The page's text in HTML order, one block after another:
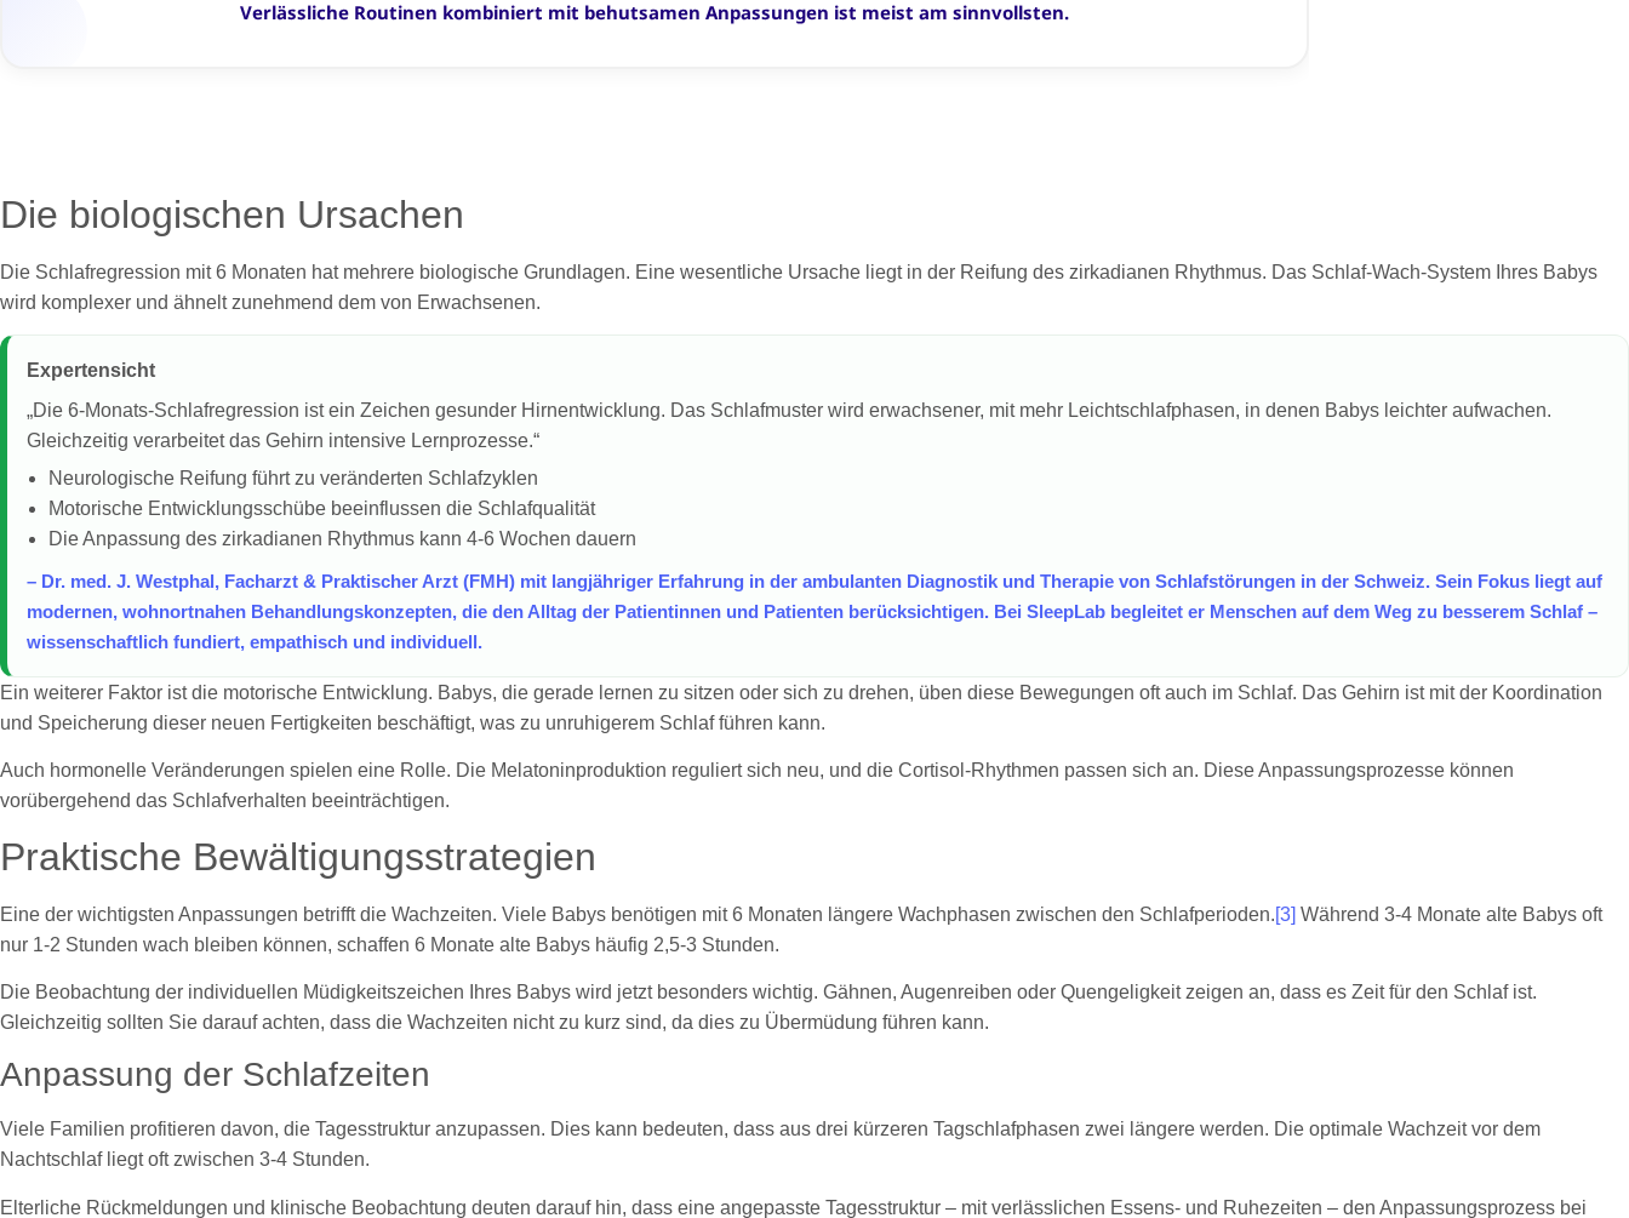
Die biologischen Ursachen
Die Schlafregression mit 6 Monaten hat mehrere biologische Grundlagen. Eine wesentliche Ursache liegt in der Reifung des zirkadianen Rhythmus. Das Schlaf-Wach-System Ihres Babys
wird komplexer und ähnelt zunehmend dem von Erwachsenen.
Expertensicht
„Die 6-Monats-Schlafregression ist ein Zeichen gesunder Hirnentwicklung. Das Schlafmuster wird erwachsener, mit mehr Leichtschlafphasen, in denen Babys leichter aufwachen.
Gleichzeitig verarbeitet das Gehirn intensive Lernprozesse.“
Neurologische Reifung führt zu veränderten Schlafzyklen
Motorische Entwicklungsschübe beeinflussen die Schlafqualität
Die Anpassung des zirkadianen Rhythmus kann 4-6 Wochen dauern
– Dr. med. J. Westphal, Facharzt & Praktischer Arzt (FMH) mit langjähriger Erfahrung in der ambulanten Diagnostik und Therapie von Schlafstörungen in der Schweiz. Sein Fokus liegt auf
modernen, wohnortnahen Behandlungskonzepten, die den Alltag der Patientinnen und Patienten berücksichtigen. Bei SleepLab begleitet er Menschen auf dem Weg zu besserem Schlaf –
wissenschaftlich fundiert, empathisch und individuell.
Ein weiterer Faktor ist die motorische Entwicklung. Babys, die gerade lernen zu sitzen oder sich zu drehen, üben diese Bewegungen oft auch im Schlaf. Das Gehirn ist mit der Koordination
und Speicherung dieser neuen Fertigkeiten beschäftigt, was zu unruhigerem Schlaf führen kann.
Auch hormonelle Veränderungen spielen eine Rolle. Die Melatoninproduktion reguliert sich neu, und die Cortisol-Rhythmen passen sich an. Diese Anpassungsprozesse können
vorübergehend das Schlafverhalten beeinträchtigen.
Praktische Bewältigungsstrategien
Eine der wichtigsten Anpassungen betrifft die Wachzeiten. Viele Babys benötigen mit 6 Monaten längere Wachphasen zwischen den Schlafperioden.[3] Während 3-4 Monate alte Babys oft
nur 1-2 Stunden wach bleiben können, schaffen 6 Monate alte Babys häufig 2,5-3 Stunden.
Die Beobachtung der individuellen Müdigkeitszeichen Ihres Babys wird jetzt besonders wichtig. Gähnen, Augenreiben oder Quengeligkeit zeigen an, dass es Zeit für den Schlaf ist.
Gleichzeitig sollten Sie darauf achten, dass die Wachzeiten nicht zu kurz sind, da dies zu Übermüdung führen kann.
Anpassung der Schlafzeiten
Viele Familien profitieren davon, die Tagesstruktur anzupassen. Dies kann bedeuten, dass aus drei kürzeren Tagschlafphasen zwei längere werden. Die optimale Wachzeit vor dem
Nachtschlaf liegt oft zwischen 3-4 Stunden.
Elterliche Rückmeldungen und klinische Beobachtung deuten darauf hin, dass eine angepasste Tagesstruktur – mit verlässlichen Essens- und Ruhezeiten – den Anpassungsprozess bei